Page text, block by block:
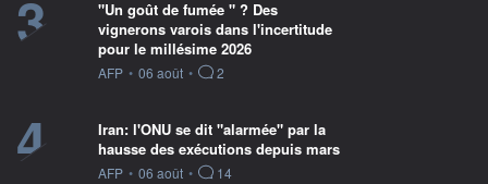
3
"Un goût de fumée " ? Des
vignerons varois dans l'incertitude
pour le millésime 2026
information fournie par
AFP • 06 août • 2
4
Iran: l'ONU se dit "alarmée" par la
hausse des exécutions depuis mars
information fournie par
AFP • 06 août • 14